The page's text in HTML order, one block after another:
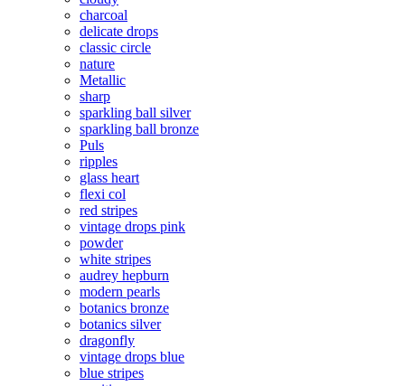
charcoal
delicate drops
classic circle
nature
Metallic
sharp
sparkling ball silver
sparkling ball bronze
Puls
ripples
glass heart
flexi col
red stripes
vintage drops pink
powder
white stripes
audrey hepburn
modern pearls
botanics bronze
botanics silver
dragonfly
vintage drops blue
blue stripes